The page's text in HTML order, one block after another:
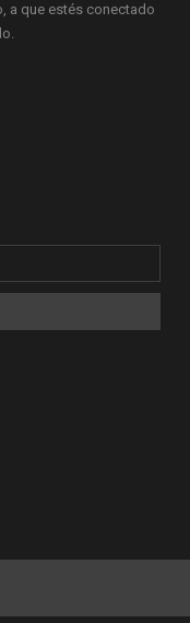
a que estés conectado